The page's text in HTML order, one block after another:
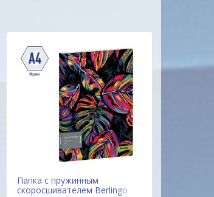
Папка с пружинным
скоросшивателем Berlingo